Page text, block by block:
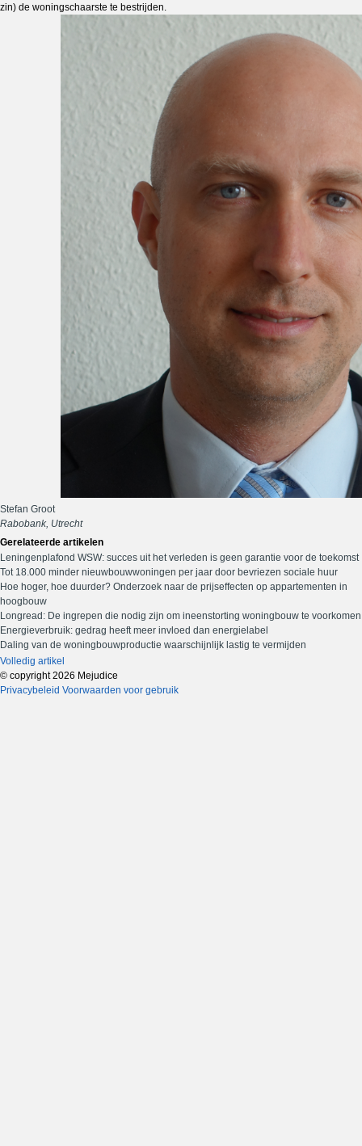
zin) de woningschaarste te bestrijden.
Stefan Groot
Rabobank, Utrecht
Gerelateerde artikelen
Leningenplafond WSW: succes uit het verleden is geen garantie voor de toekomst
Tot 18.000 minder nieuwbouwwoningen per jaar door bevriezen sociale huur
Hoe hoger, hoe duurder? Onderzoek naar de prijseffecten op appartementen in
hoogbouw
Longread: De ingrepen die nodig zijn om ineenstorting woningbouw te voorkomen
Energieverbruik: gedrag heeft meer invloed dan energielabel
Daling van de woningbouwproductie waarschijnlijk lastig te vermijden
Volledig artikel
© copyright 2026 Mejudice
Privacybeleid Voorwaarden voor gebruik